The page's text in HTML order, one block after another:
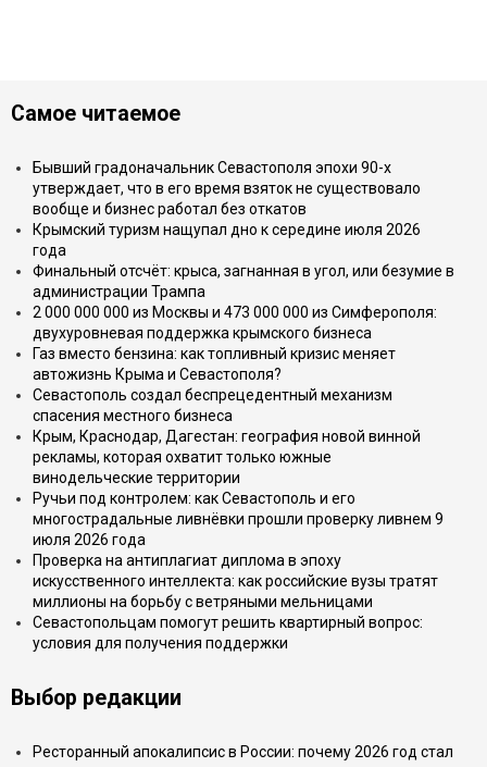
Самое читаемое
Бывший градоначальник Севастополя эпохи 90-х
утверждает, что в его время взяток не существовало
вообще и бизнес работал без откатов
Крымский туризм нащупал дно к середине июля 2026
года
Финальный отсчёт: крыса, загнанная в угол, или безумие в
администрации Трампа
2 000 000 000 из Москвы и 473 000 000 из Симферополя:
двухуровневая поддержка крымского бизнеса
Газ вместо бензина: как топливный кризис меняет
автожизнь Крыма и Севастополя?
Севастополь создал беспрецедентный механизм
спасения местного бизнеса
Крым, Краснодар, Дагестан: география новой винной
рекламы, которая охватит только южные
винодельческие территории
Ручьи под контролем: как Севастополь и его
многострадальные ливнёвки прошли проверку ливнем 9
июля 2026 года
Проверка на антиплагиат диплома в эпоху
искусственного интеллекта: как российские вузы тратят
миллионы на борьбу с ветряными мельницами
Севастопольцам помогут решить квартирный вопрос:
условия для получения поддержки
Выбор редакции
Ресторанный апокалипсис в России: почему 2026 год стал